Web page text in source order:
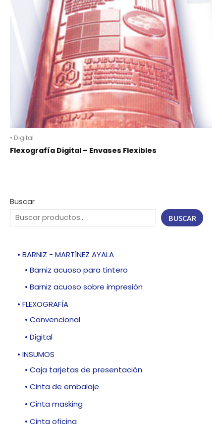
Buscar
BUSCAR
• BARNIZ - MARTÍNEZ AYALA
• Barniz acuoso para tintero
• Barniz acuoso sobre impresión
• FLEXOGRAFÍA
• Convencional
• Digital
• INSUMOS
• Caja tarjetas de presentación
• Cinta de embalaje
• Cinta masking
• Cinta oficina
• Digital
Flexografía Digital – Envases Flexibles